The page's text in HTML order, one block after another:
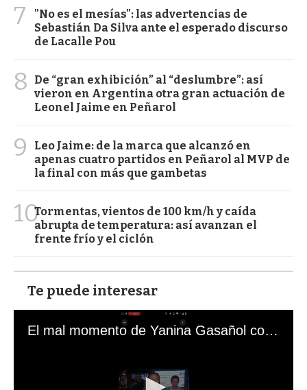
7
"No es el mesías": las advertencias de
Sebastián Da Silva ante el esperado discurso
de Lacalle Pou
8
De “gran exhibición” al “deslumbre”: así
vieron en Argentina otra gran actuación de
Leonel Jaime en Peñarol
9
Leo Jaime: de la marca que alcanzó en
apenas cuatro partidos en Peñarol al MVP de
la final con más que gambetas
10Tormentas, vientos de 100 km/h y caída
abrupta de temperatura: así avanzan el
frente frío y el ciclón
Te puede interesar
El mal momento de Yanina Gasañol con un hincha argentino en "Subrayado"